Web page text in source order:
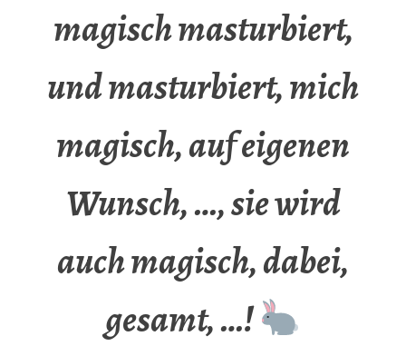
magisch masturbiert,
und masturbiert, mich
magisch, auf eigenen
Wunsch, …, sie wird
auch magisch, dabei,
gesamt, …!